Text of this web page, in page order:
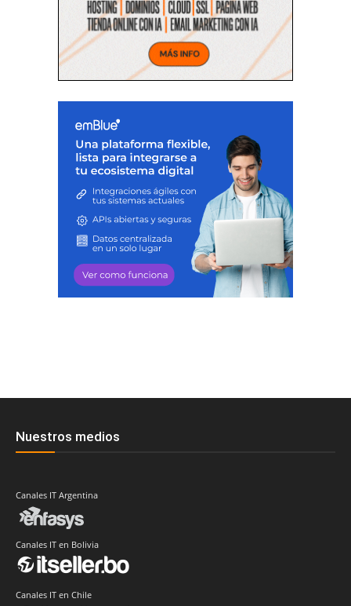
Nuestros medios
Canales IT Argentina
Canales IT en Bolivia
Canales IT en Chile